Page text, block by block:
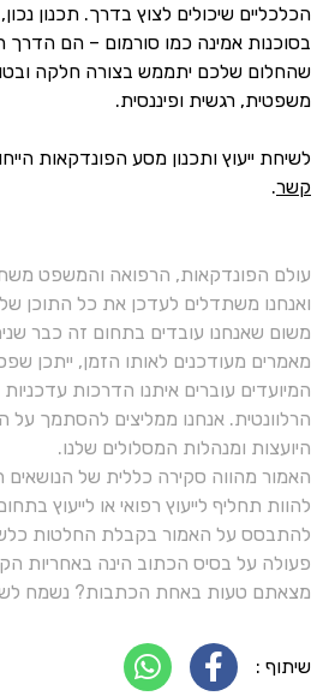
הכלכליים שיכולים לצוץ בדרך. תכנון נכון,
בסוכנות אמינה כמו סורמום – הם הדרך
שהחלום שלכם יתממש בצורה חלקה
משפטית, רגשית ופיננסית.
לשיחת ייעוץ ותכנון מסע הפונדקאות
קשר.
עולם הפונדקאות, הרפואה והמשפט
ואנחנו משתדלים לעדכן את כל התוכן
משום שאנחנו עובדים בתחום זה כבר
מאמרים מעודכנים לאותו הזמן, ייתכן
המיועדים עוברים איתנו הדרכות
הרלוונטית. אנחנו ממליצים להסתמך על
היועצות ומנהלות המסלולים שלנו.
האמור מהווה סקירה כללית של הנושאים
להוות תחליף לייעוץ רפואי או לייעוץ
להתבסס על האמור בקבלת החלטות
פעולה על בסיס הכתוב הינה באחריות
מצאתם טעות באחת הכתבות? נשמח
שיתוף :